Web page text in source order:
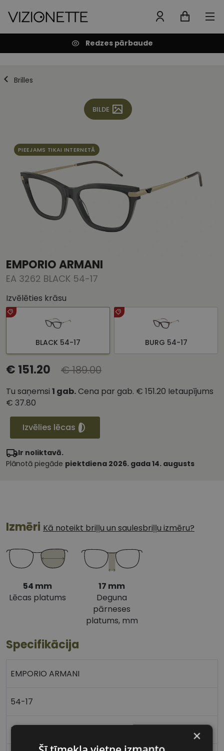
Redzes pārbaude
Brilles
BILDE
PIEEJAMS TIKAI INTERNETĀ
EMPORIO ARMANI
EA 3262 BLACK 54-17
Izvēlēties krāsu
BLACK 54-17 BURG 54-17
€ 151.20 € 189.00
Tu saņemsi 1 gab.Cena par gab. € 151.20 Ietaupījums
€ 37.80
Izvēlies lēcas
Ir noliktavā.
Plānotā piegāde piektdiena 2026. gada 14. augusts
Izmēri Kā noteikt briļļu un saulesbriļļu izmēru?
54 mm
Lēcas platums
17 mm
Deguna
pārneses
platums, mm
Specifikācija
EMPORIO ARMANI
54-17
M ×